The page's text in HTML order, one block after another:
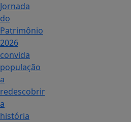
Jornada
do
Patrimônio
2026
convida
população
a
redescobrir
a
história